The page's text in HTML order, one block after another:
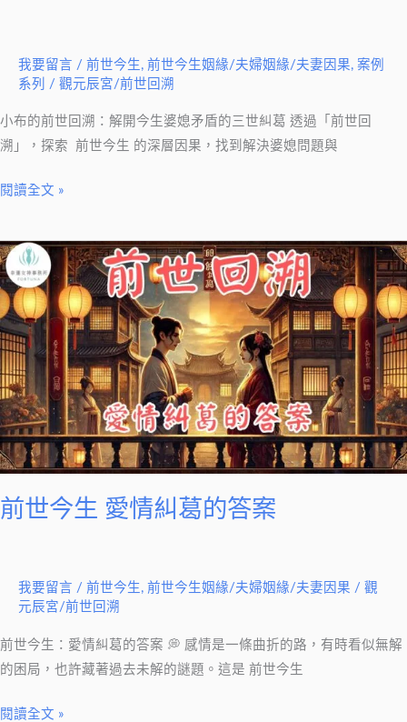
我要留言 / 前世今生 , 前世今生姻緣/夫婦姻緣/夫妻因果, 案例
系列
/ 觀元辰宮/前世回溯
小布的前世回溯：解開今生婆媳矛盾的三世糾葛 透過「前世回
溯」，探索 前世今生 的深層因果，找到解決婆媳問題與
糾
葛
閱讀全文 »
前世今生 愛情糾葛的答案
我要留言 / 前世今生 , 前世今生姻緣/夫婦姻緣/夫妻因果 / 觀
元辰宮/前世回溯
前世今生：愛情糾葛的答案 💭 感情是一條曲折的路，有時看似無解
的困局，也許藏著過去未解的謎題。這是 前世今生
前
世
今
生
愛
情
糾
葛
的
答
案
閱讀全文 »